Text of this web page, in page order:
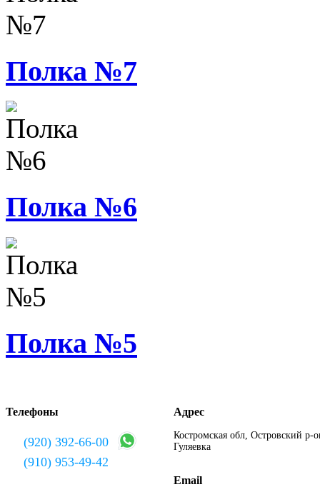
Полка №7
Полка №6
Полка №5
Телефоны
(920) 392-66-00
(910) 953-49-42
Адрес
Костромская обл, Островский р-
Гуляевка
Email